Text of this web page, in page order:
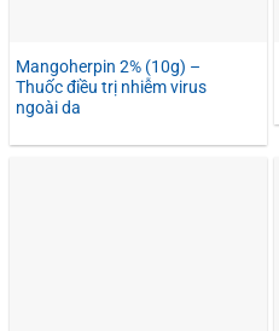
Mangoherpin 2% (10g) –
Thuốc điều trị nhiễm virus
ngoài da